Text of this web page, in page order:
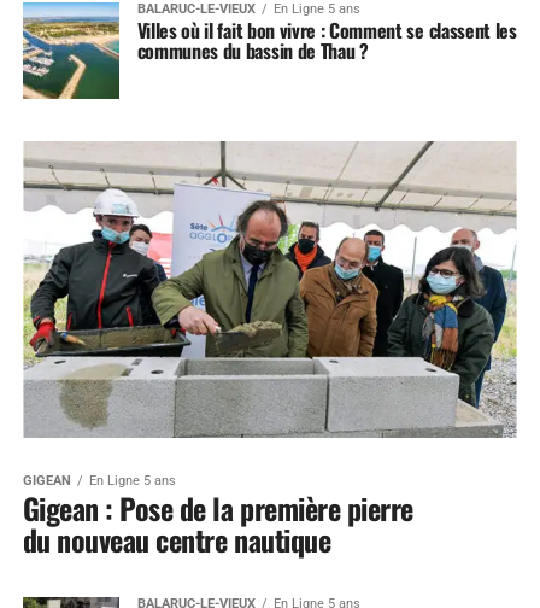
BALARUC-LE-VIEUX En Ligne 5 ans
Villes où il fait bon vivre : Comment se classent les
communes du bassin de Thau ?
GIGEAN En Ligne 5 ans
Gigean : Pose de la première pierre
du nouveau centre nautique
BALARUC-LE-VIEUX En Ligne 5 ans